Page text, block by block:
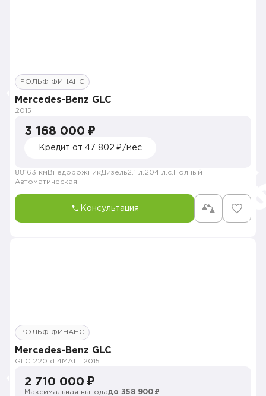
РОЛЬФ ФИНАНС
Mercedes-Benz GLC
2015
3 168 000 ₽
Кредит от 47 802 ₽/мес
88163 км ВнедорожникДизель2.1 л. 204 л.с. Полный
Автоматическая
Консультация
РОЛЬФ ФИНАНС
Mercedes-Benz GLC
2015
2 710 000 ₽
Максимальная выгодадо 358 900 ₽